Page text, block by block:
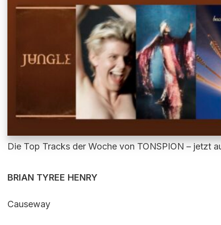
Die Top Tracks der Woche von TONSPION – jetzt
BRIAN TYREE HENRY
Causeway